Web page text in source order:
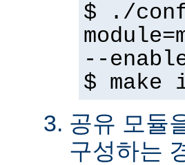
$ ./
--
$
공유 모듈
구성하는